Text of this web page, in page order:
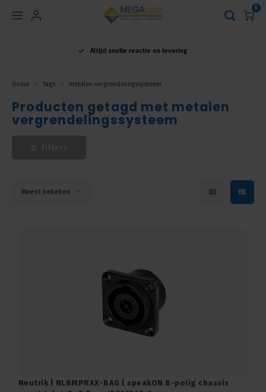
Hoofdmenu
Nederlands
0
Altijd snelle reactie en levering
Home Tags metalen vergrendelingssysteem
Producten getagd met metalen
vergrendelingssysteem
Meest bekeken
Neutrik | NL8MPRXX-BAG | speakON 8-polig chassis